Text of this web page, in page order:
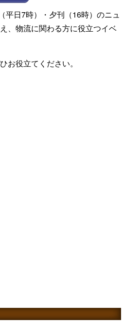
平日7時）・夕刊（16時）のニュ
、物流に関わる方に役立つイベ
お役立てください。